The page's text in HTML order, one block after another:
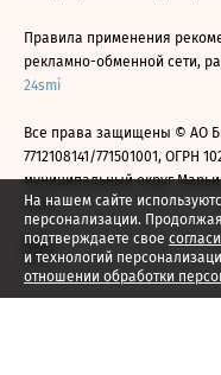
На нашем сайте
персонализации.
подтверждаете свое
и технологий
отношении обработки
Правила применения
рекламно-обменной сети,
24smi
Все права защищены © АО
7712108141/771501001, ОГРН
муниципальный округ
2026